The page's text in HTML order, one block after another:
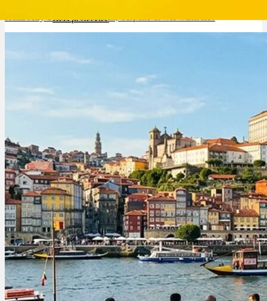
Rezept Service
Apotheken Service
Zen TV
Erfahrungen
Login